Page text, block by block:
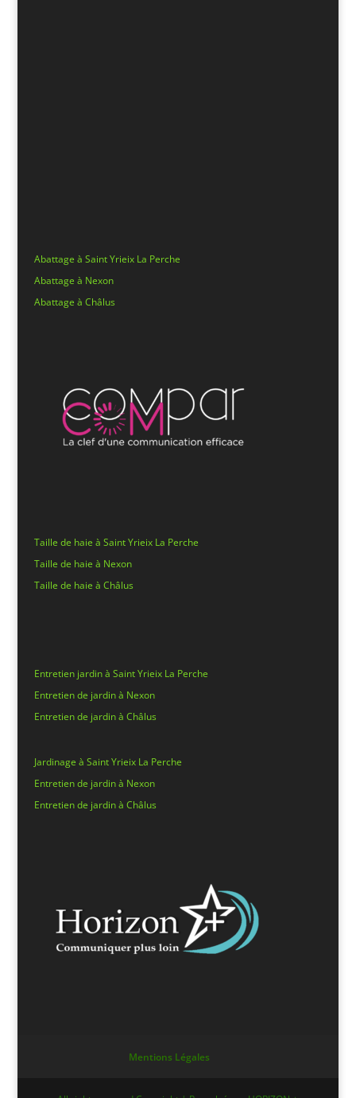
Abattage à Saint Yrieix La Perche
Abattage à Nexon
Abattage à Châlus
Taille de haie à Saint Yrieix La Perche
Taille de haie à Nexon
Taille de haie à Châlus
Entretien jardin à Saint Yrieix La Perche
Entretien de jardin à Nexon
Entretien de jardin à Châlus
Jardinage à Saint Yrieix La Perche
Entretien de jardin à Nexon
Entretien de jardin à Châlus
Mentions Légales